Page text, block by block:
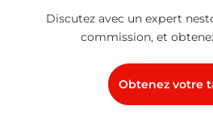
Discutez avec un expert
commission, et
Obtenez votre